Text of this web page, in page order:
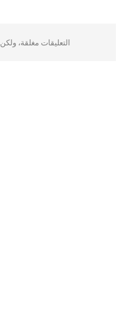
التعليقات مغلقة، ولكن